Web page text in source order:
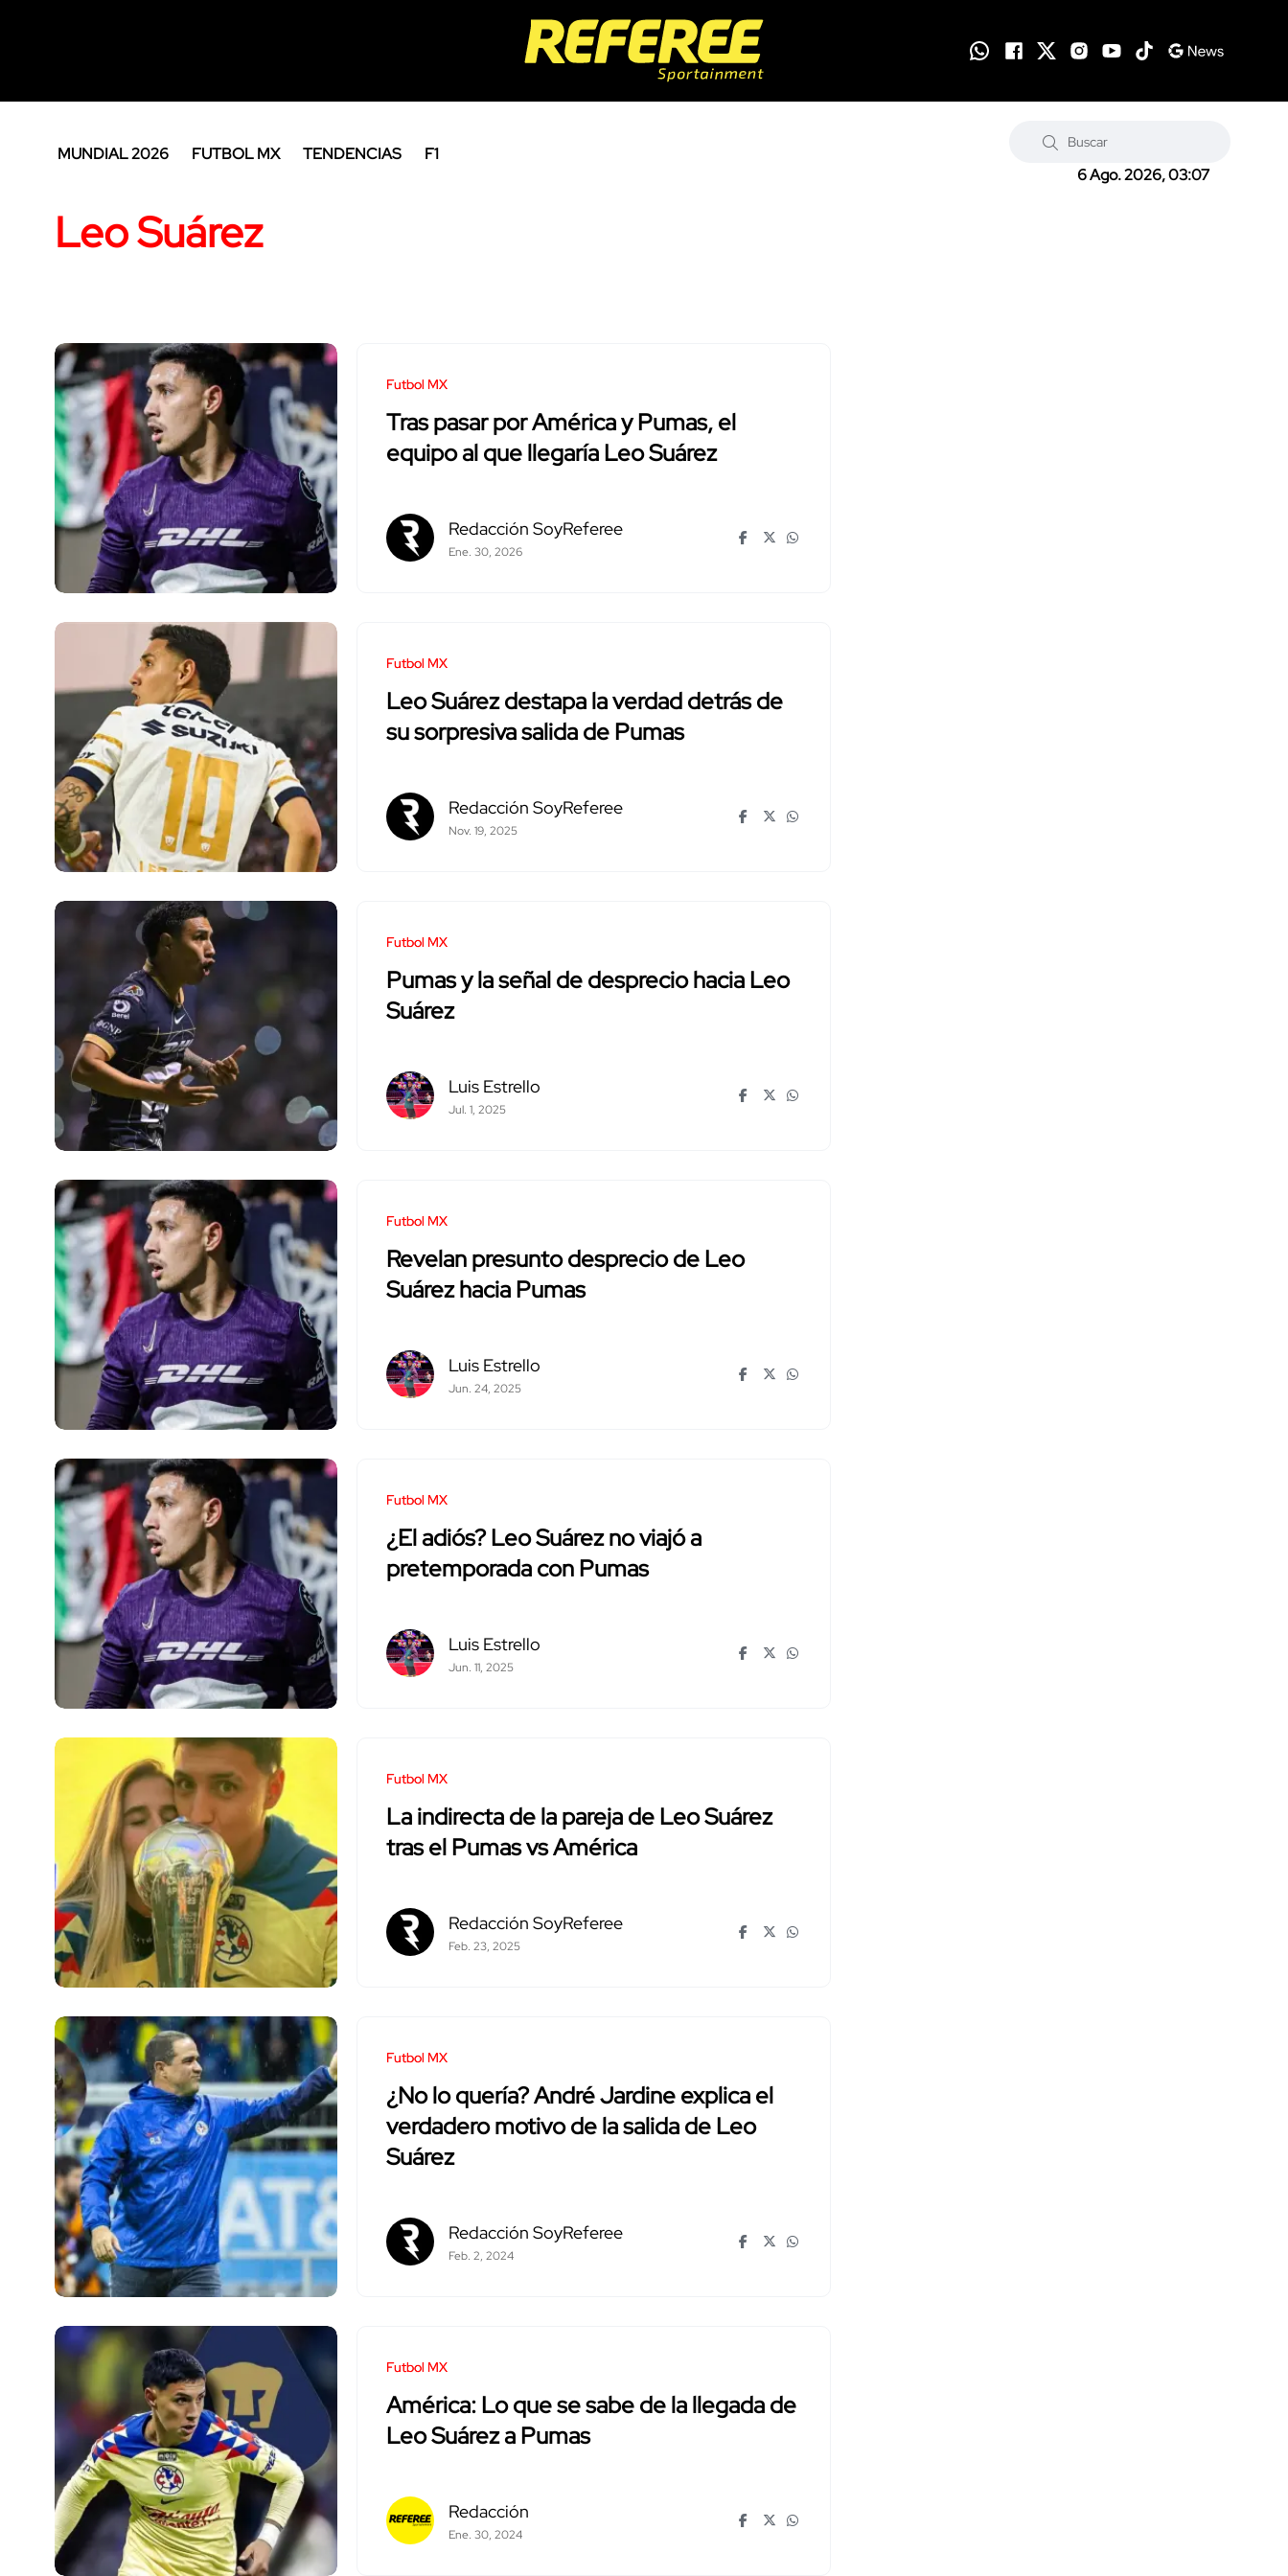
MUNDIAL 2026 FUTBOL MX TENDENCIAS
F1
6 Ago. 2026, 03:07
Leo Suárez
Futbol MX
Tras pasar por América y Pumas, el
equipo al que llegaría Leo Suárez
Redacción SoyReferee
Ene. 30, 2026
Futbol MX
Leo Suárez destapa la verdad detrás de
su sorpresiva salida de Pumas
Redacción SoyReferee
Nov. 19, 2025
Futbol MX
Pumas y la señal de desprecio hacia Leo
Suárez
Luis Estrello
Jul. 1, 2025
Futbol MX
Revelan presunto desprecio de Leo
Suárez hacia Pumas
Luis Estrello
Jun. 24, 2025
Futbol MX
¿El adiós? Leo Suárez no viajó a
pretemporada con Pumas
Luis Estrello
Jun. 11, 2025
Futbol MX
La indirecta de la pareja de Leo Suárez
tras el Pumas vs América
Redacción SoyReferee
Feb. 23, 2025
Futbol MX
¿No lo quería? André Jardine explica el
verdadero motivo de la salida de Leo
Suárez
Redacción SoyReferee
Feb. 2, 2024
Futbol MX
América: Lo que se sabe de la llegada de
Leo Suárez a Pumas
Redacción
Ene. 30, 2024